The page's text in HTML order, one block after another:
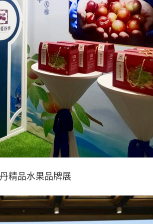
品水果品牌展